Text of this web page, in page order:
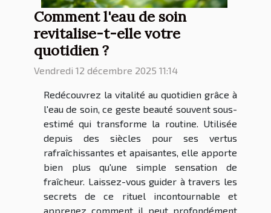
Comment l'eau de soin
revitalise-t-elle votre
quotidien ?
Vendredi 12 décembre 2025 11:14
Redécouvrez la vitalité au quotidien grâce à
l'eau de soin, ce geste beauté souvent sous-
estimé qui transforme la routine. Utilisée
depuis des siècles pour ses vertus
rafraîchissantes et apaisantes, elle apporte
bien plus qu'une simple sensation de
fraîcheur. Laissez-vous guider à travers les
secrets de ce rituel incontournable et
apprenez comment il peut profondément